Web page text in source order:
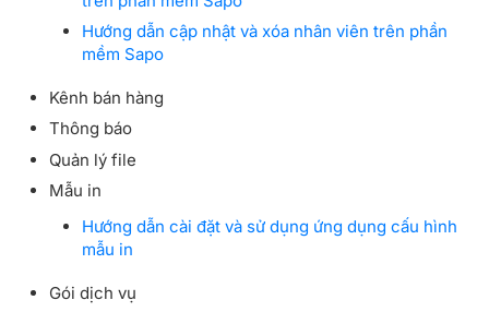
Hướng dẫn cập nhật và xóa nhân viên trên phần
mềm Sapo
Kênh bán hàng
Thông báo
Quản lý file
Mẫu in
Hướng dẫn cài đặt và sử dụng ứng dụng cấu hình
mẫu in
Gói dịch vụ